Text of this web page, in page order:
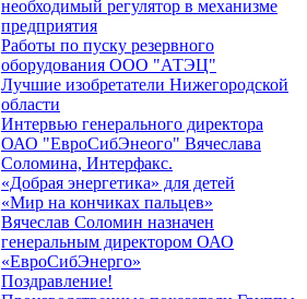
необходимый регулятор в механизме
предприятия
Работы по пуску резервного
оборудования ООО "АТЭЦ"
Лучшие изобретатели Нижегородской
области
Интервью генерального директора
ОАО "ЕвроСибЭнеого" Вячеслава
Соломина, Интерфакс.
«Добрая энергетика» для детей
«Мир на кончиках пальцев»
Вячеслав Соломин назначен
генеральным директором ОАО
«ЕвроСибЭнерго»
Поздравление!